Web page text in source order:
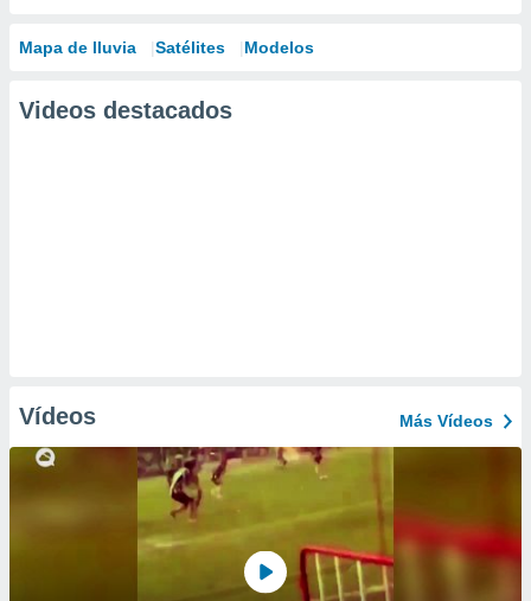
Mapa de lluvia Satélites Modelos
Videos destacados
Vídeos Más Vídeos